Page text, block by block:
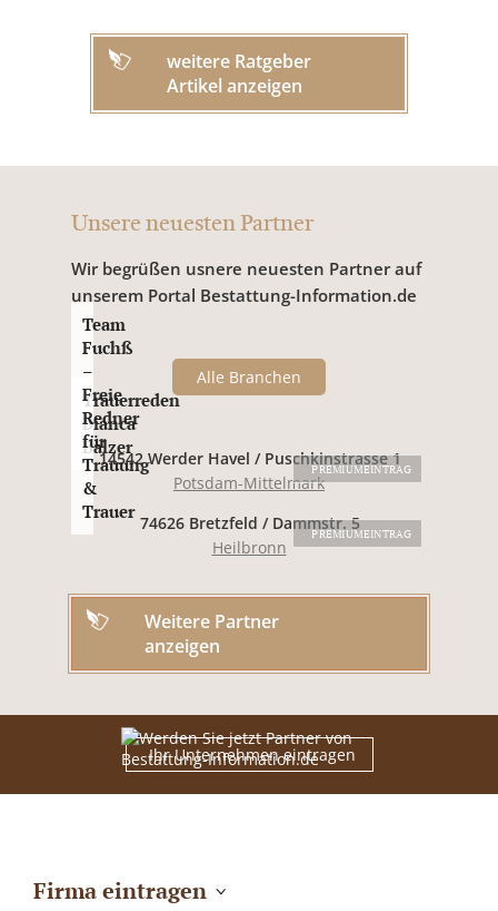
weitere Ratgeber
Artikel anzeigen
Unsere neuesten Partner
Wir begrüßen usnere neuesten Partner auf
unserem Portal Bestattung-Information.de
Alle Branchen
PREMIUMEINTRAG
Trauerreden
Bianca
Balzer
14542 Werder Havel / Puschkinstrasse 1
Potsdam-Mittelmark
PREMIUMEINTRAG
Team
Fuchß
–
Freie
Redner
für
Trauung
&
Trauer
74626 Bretzfeld / Dammstr. 5
Heilbronn
Weitere Partner
anzeigen
Ihr Unternehmen eintragen
Firma eintragen